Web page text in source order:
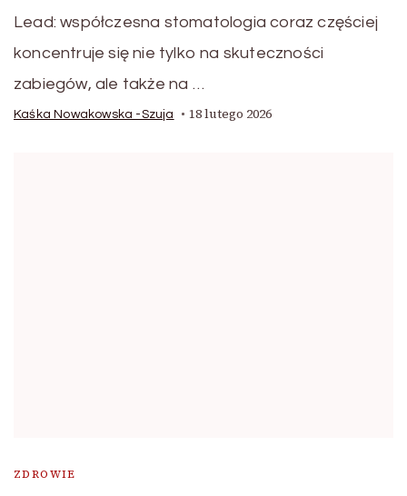
Lead: współczesna stomatologia coraz częściej
koncentruje się nie tylko na skuteczności
zabiegów, ale także na …
Kaśka Nowakowska -Szuja 18 lutego 2026
ZDROWIE